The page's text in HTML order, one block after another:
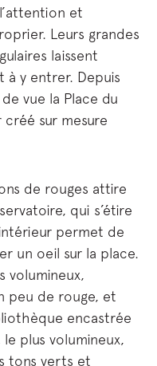
et
Leurs grandes
laissent
y entrer. Depuis
vue la Place du
sur mesure
de rouges attire
qui s’étire
permet de
un oeil sur la place.
volumineux,
peu de rouge, et
encastrée
plus volumineux,
tons verts et